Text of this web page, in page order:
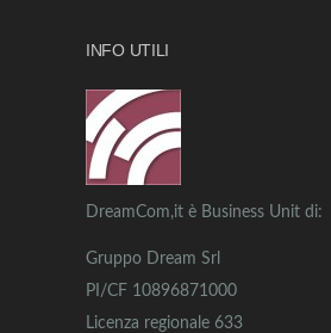
INFO UTILI
DreamCom,it è Business Unit di:
Gruppo Dream Srl
PI/CF 10896871000
Licenza regionale 633